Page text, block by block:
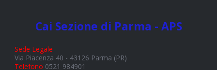
Cai Sezione di Parma - APS
Sede Legale
Via Piacenza 40 - 43126 Parma (PR)
Telefono 0521 984901